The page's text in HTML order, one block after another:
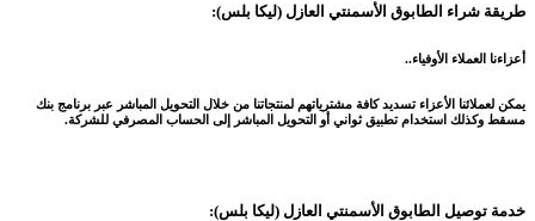
طريقة شراء الطابوق الأسمنتي العازل (ليكا بلس):
أعزاءنا العملاء الأوفياء..
يمكن لعملائنا الأعزاء تسديد كافة مشترياتهم لمنتجاتنا من خلال التحويل المباشر عبر برنامج بنك
مسقط وكذلك استخدام تطبيق ثواني أو التحويل المباشر إلى الحساب المصرفي للشركة.
خدمة توصيل الطابوق الأسمنتي العازل (ليكا بلس):